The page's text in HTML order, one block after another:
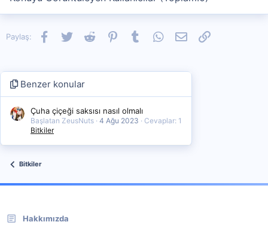
Paylaş: Facebook
TwitterReddit PinterestTumblrWhatsApp
E-postaLink
Benzer konular
Çuha çiçeği saksısı nasıl olmalı
Başlatan ZeusNuts 4 Ağu 2023
Cevaplar: 1
Bitkiler
Bitkiler
Hakkımızda